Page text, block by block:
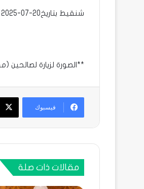
شنقيط بتاريخ20-07-2025
**الصورة لزيارة
فيسبوك
مقالات ذات صلة